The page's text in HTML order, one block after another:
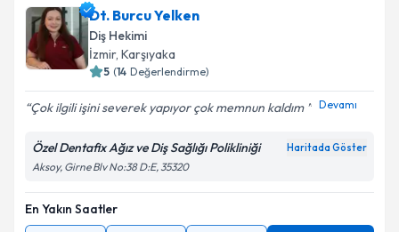
Dt. Burcu Yelken
Diş Hekimi
İzmir, Karşıyaka
5 (14 Değerlendirme)
Çok ilgili işini severek yapıyor çok memnun kaldım Devamı
Özel Dentafix Ağız ve Diş Sağlığı Polikliniği Haritada Göster
Aksoy, Girne Blv No:38 D:E, 35320
En Yakın Saatler